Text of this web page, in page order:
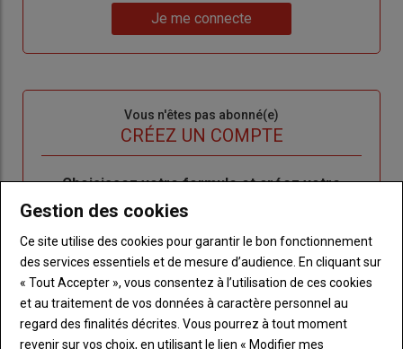
de
me
Je me connecte
Vous n'êtes pas abonné(e)
CRÉEZ UN COMPTE
BodyChoisissez votre formule et créez votre
compte pour accéder à tout l'Agri53.
Lien Créez un compte
LES PLUS LUS
Gestion des cookies
Ce site utilise des cookies pour garantir le bon fonctionnement
des services essentiels et de mesure d’audience. En cliquant sur
« Tout Accepter », vous consentez à l’utilisation de ces cookies
et au traitement de vos données à caractère personnel au
regard des finalités décrites. Vous pourrez à tout moment
revenir sur vos choix, en utilisant le lien « Modifier mes